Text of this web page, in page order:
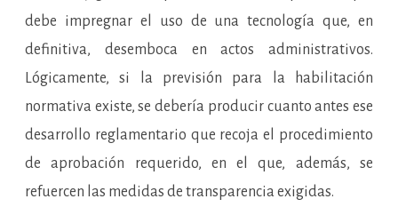
debe impregnar el uso de una tecnología que, en
definitiva, desemboca en actos administrativos.
Lógicamente, si la previsión para la habilitación
normativa existe, se debería producir cuanto antes ese
desarrollo reglamentario que recoja el procedimiento
de aprobación requerido, en el que, además, se
refuercen las medidas de transparencia exigidas.